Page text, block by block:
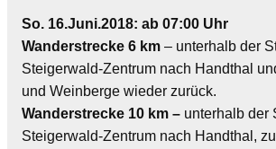
So. 16.Juni.2018: ab 07:00 Uhr
Wanderstrecke 6 km – unterhalb der
Steigerwald-Zentrum nach Handthal
und Weinberge wieder zurück.
Wanderstrecke 10 km – unterhalb der
Steigerwald-Zentrum nach Handthal,